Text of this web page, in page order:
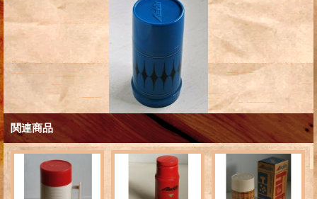
関連商品